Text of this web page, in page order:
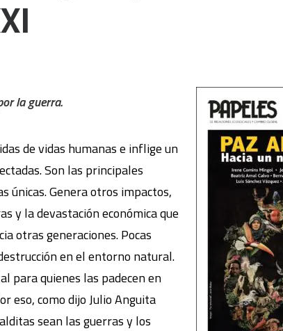
la guerra.
de vidas humanas e inflige un
Son las principales
únicas. Genera otros impactos,
y la devastación económica que
otras generaciones. Pocas
en el entorno natural.
para quienes las padecen en
eso, como dijo Julio Anguita
sean las guerras y los